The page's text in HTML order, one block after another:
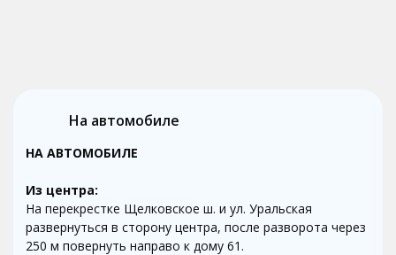
На автомобиле
НА АВТОМОБИЛЕ
Из центра:
На перекрестке Щелковское ш. и ул. Уральская
развернуться в сторону центра, после разворота через
250 м повернуть направо к дому 61.